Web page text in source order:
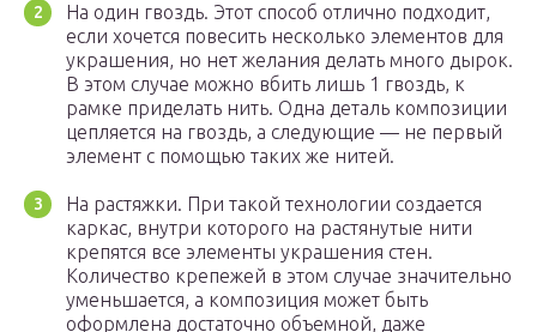
На один гвоздь. Этот способ отлично подходит,
если хочется повесить несколько элементов для
украшения, но нет желания делать много дырок.
В этом случае можно вбить лишь 1 гвоздь, к
рамке приделать нить. Одна деталь композиции
цепляется на гвоздь, а следующие — не первый
элемент с помощью таких же нитей.
На растяжки. При такой технологии создается
каркас, внутри которого на растянутые нити
крепятся все элементы украшения стен.
Количество крепежей в этом случае значительно
уменьшается, а композиция может быть
оформлена достаточно объемной, даже